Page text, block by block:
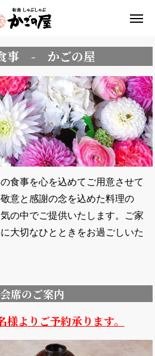
事 - かごの屋
食事を心を込めてご用意させて
意と感謝の念を込めた料理の
の中でご提供いたします。ご家
大切なひとときをお過ごしいた
席のご案内
よりご予約承ります。